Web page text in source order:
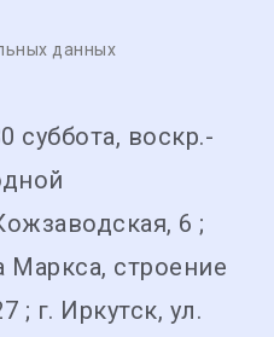
данных
суббота, воскр.-
6 ;
Маркса, строение
; г. Иркутск, ул.